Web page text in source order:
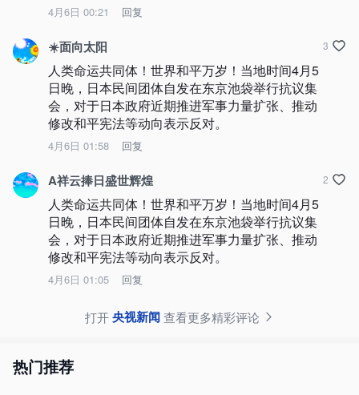
4月6日 00:21 回复
☀️面向太阳
人类命运共同体！世界和平万岁！当地时间4月5
日晚，日本民间团体自发在东京池袋举行抗议集
会，对于日本政府近期推进军事力量扩张、推动
修改和平宪法等动向表示反对。
4月6日 01:58 回复
3
A祥云捧日盛世辉煌
人类命运共同体！世界和平万岁！当地时间4月5
日晚，日本民间团体自发在东京池袋举行抗议集
会，对于日本政府近期推进军事力量扩张、推动
修改和平宪法等动向表示反对。
4月6日 01:05 回复
2
打开央视新闻查看更多精彩评论
热门推荐